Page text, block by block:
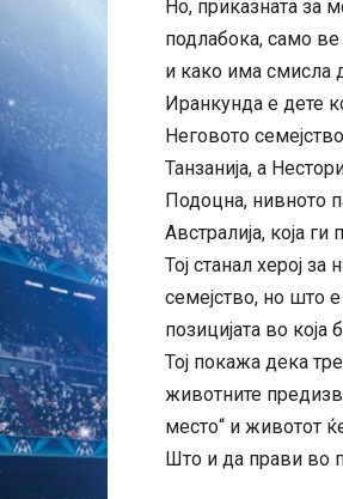
Но, приказната за
подлабока, само
и како има смисла
Иранкунда е дете
Неговото
Танзанија, а
Подоцна, нивното
Австралија, која
Тој станал херој
семејство, но што
позицијата во која
Тој покажа дека
животните
место“ и животот
Што и да прави во